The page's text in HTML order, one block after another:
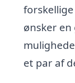
ønsker
et par af